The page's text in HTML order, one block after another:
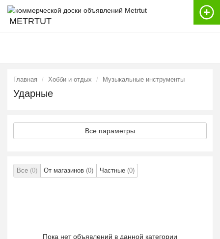
METRTUT
Главная Хобби и отдых Музыкальные инструменты
Ударные
Все параметры
Все (0) От магазинов (0) Частные (0)
Пока нет объявлений в данной категории